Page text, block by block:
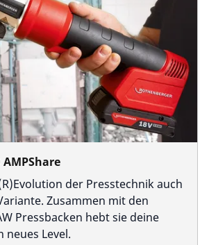
AMPShare
der Presstechnik auch
Zusammen mit den
Pressbacken hebt sie deine
neues Level.